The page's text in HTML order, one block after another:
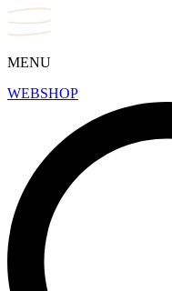
MENU
WEBSHOP